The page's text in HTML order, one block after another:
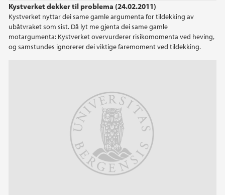
Kystverket dekker til problema (24.02.2011)
Kystverket nyttar dei same gamle argumenta for tildekking av
ubåtvraket som sist. Då lyt me gjenta dei same gamle
motargumenta: Kystverket overvurderer risikomomenta ved heving,
og samstundes ignorerer dei viktige faremoment ved tildekking.
2023
2022
2019
2018
2017